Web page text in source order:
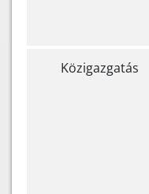
Közigazgatás